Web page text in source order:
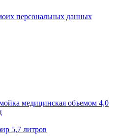
персональных данных
медицинская объемом 4,0